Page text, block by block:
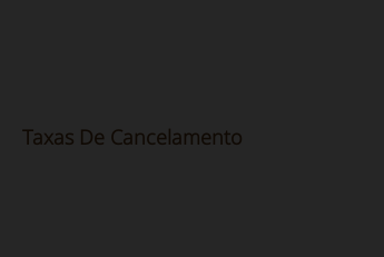
Taxas De Cancelamento